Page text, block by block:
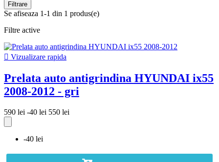
Filtrare
Se afiseaza 1-1 din 1 produs(e)
Filtre active
 Vizualizare rapida
Prelata auto antigrindina HYUNDAI ix55
2008-2012 - gri
590 lei -40 lei 550 lei
-40 lei